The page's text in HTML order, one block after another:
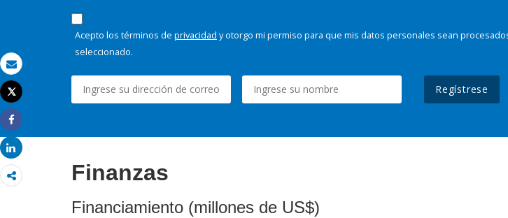
Correo electrónico
Imprimir
Tweet
Share
Share
Acepto los términos de privacidad y otorgo mi permiso para que mis datos personales sean
seleccionado.
Regístrese
Finanzas
Financiamiento (millones de US$)